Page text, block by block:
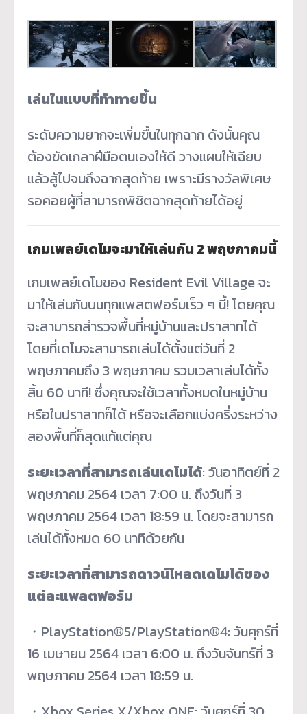
เล่นในแบบที่ท้าทายขึ้น
ระดับความยากจะเพิ่มขึ้นในทุกฉาก ดังนั้นคุณ
ต้องขัดเกลาฝีมือตนเองให้ดี วางแผนให้เฉียบ
แล้วสู้ไปจนถึงฉากสุดท้าย เพราะมีรางวัลพิเศษ
รอคอยผู้ที่สามารถพิชิตฉากสุดท้ายได้อยู่
เกมเพลย์เดโมจะมาให้เล่นกัน 2 พฤษภาคมนี้
เกมเพลย์เดโมของ Resident Evil Village จะ
มาให้เล่นกันบนทุกแพลตฟอร์มเร็ว ๆ นี้! โดยคุณ
จะสามารถสำรวจพื้นที่หมู่บ้านและปราสาทได้
โดยที่เดโมจะสามารถเล่นได้ตั้งแต่วันที่ 2
พฤษภาคมถึง 3 พฤษภาคม รวมเวลาเล่นได้ทั้ง
สิ้น 60 นาที! ซึ่งคุณจะใช้เวลาทั้งหมดในหมู่บ้าน
หรือในปราสาทก็ได้ หรือจะเลือกแบ่งครึ่งระหว่าง
สองพื้นที่ก็สุดแท้แต่คุณ
ระยะเวลาที่สามารถเล่นเดโมได้: วันอาทิตย์ที่ 2
พฤษภาคม 2564 เวลา 7:00 น. ถึงวันที่ 3
พฤษภาคม 2564 เวลา 18:59 น. โดยจะสามารถ
เล่นได้ทั้งหมด 60 นาทีด้วยกัน
ระยะเวลาที่สามารถดาวน์โหลดเดโมได้ของ
แต่ละแพลตฟอร์ม
・PlayStation®5/PlayStation®4: วันศุกร์ที่
16 เมษายน 2564 เวลา 6:00 น. ถึงวันจันทร์ที่ 3
พฤษภาคม 2564 เวลา 18:59 น.